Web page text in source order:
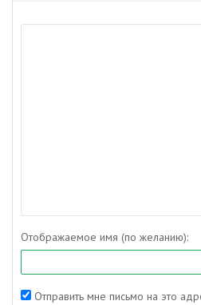
Отображаемое имя (по желанию):
Отправить мне письмо на это